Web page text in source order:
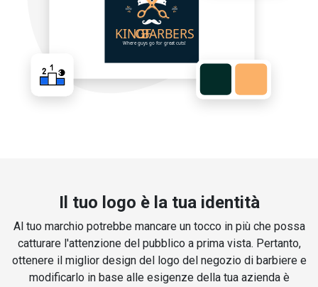
Il tuo logo è la tua identità
Al tuo marchio potrebbe mancare un tocco in più che possa
catturare l'attenzione del pubblico a prima vista. Pertanto,
ottenere il miglior design del logo del negozio di barbiere e
modificarlo in base alle esigenze della tua azienda è